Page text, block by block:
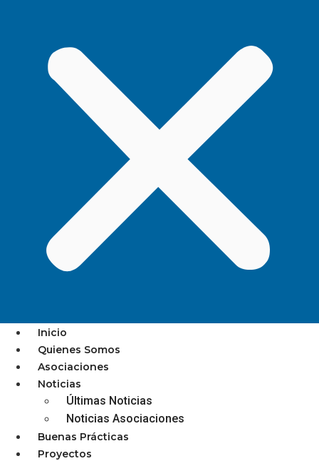
Inicio
Quienes Somos
Asociaciones
Noticias
Últimas Noticias
Noticias Asociaciones
Buenas Prácticas
Proyectos
Llega la segunda edición de
‘Comprar en el pequeño
comercio te hace de oro’